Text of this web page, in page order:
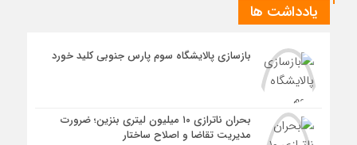
یادداشت ها
بازسازی پالایشگاه سوم پارس جنوبی کلید خورد
بحران ناترازی ۱۰ میلیون لیتری بنزین؛ ضرورت
مدیریت تقاضا و اصلاح ساختار